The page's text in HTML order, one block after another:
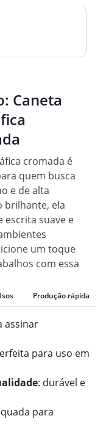
Caneta
cromada é
quem busca
e de alta
brilhante, ela
escrita suave e
um toque
com essa
Produção rápida
assinar
para uso em
: durável e
para